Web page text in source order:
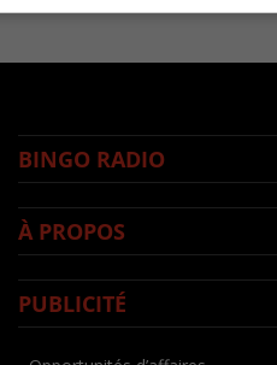
BINGO RADIO
À PROPOS
PUBLICITÉ